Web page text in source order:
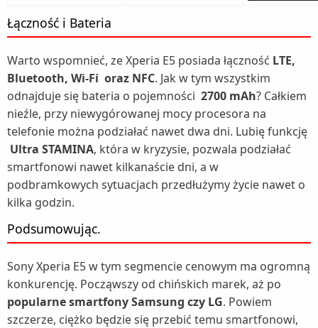
Łączność i Bateria
Warto wspomnieć, ze Xperia E5 posiada łączność LTE,
Bluetooth, Wi-Fi oraz NFC. Jak w tym wszystkim
odnajduje się bateria o pojemności 2700 mAh? Całkiem
nieźle, przy niewygórowanej mocy procesora na
telefonie można podziałać nawet dwa dni. Lubię funkcję
Ultra STAMINA, która w kryzysie, pozwala podziałać
smartfonowi nawet kilkanaście dni, a w
podbramkowych sytuacjach przedłużymy życie nawet o
kilka godzin.
Podsumowując.
Sony Xperia E5 w tym segmencie cenowym ma ogromną
konkurencję. Począwszy od chińskich marek, aż po
popularne smartfony Samsung czy LG. Powiem
szczerze, ciężko będzie się przebić temu smartfonowi,